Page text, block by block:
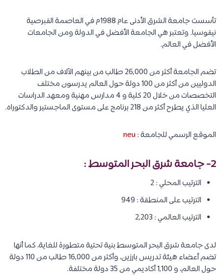
تأسست جامعة الشرق الأدنى عام 1988م في العاصمة القبرصية
نيقوسيا. وتعتبر هي الجامعة الأفضل في الدولة ومن الجامعات
الأفضل في العالم.
تضم الجامعة أكثر من 26,000 طالب من بينهم الآلاف من الطلاب
الدوليين من أكثر من 100 دولة حول العالم يدرسون مختلف
التخصصات من خلال 20 كلية و 4 مدارس مهنية ومعهد الدراسات
العليا الذي يطرح أكثر من 218 برنامج على مستوى الماجستير والدكتوراه.
الموقع الرسمي للجامعة :neu
2- جامعة شرق البحر المتوسط:
الترتيب المحلي : 2
الترتيب على المنطقة : 949
الترتيب العالمي : 2,203
لدى جامعة شرق البحر المتوسط بنية تحتية متطورة للغاية، كما أنها
تضم أعضاء هيئة تدريس بارزين، وأكثر من 16,000 طالب من 110 دولة
حول العالم، و 1,100 أكاديمي من 35 دولة مختلفة.